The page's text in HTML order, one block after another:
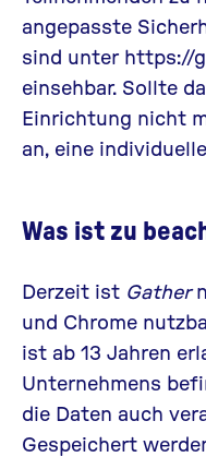
angepasste
sind unter https://
einsehbar. Sollte
Einrichtung nicht
an, eine
Was ist zu
Derzeit ist Gather
und Chrome
ist ab 13 Jahren
Unternehmens
die Daten auch
Gespeichert